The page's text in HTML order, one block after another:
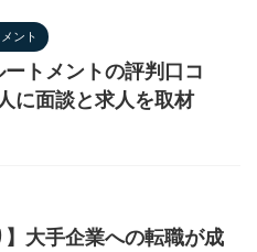
ント
トメントの評判口コ
に面談と求人を取材
】大手企業への転職が成